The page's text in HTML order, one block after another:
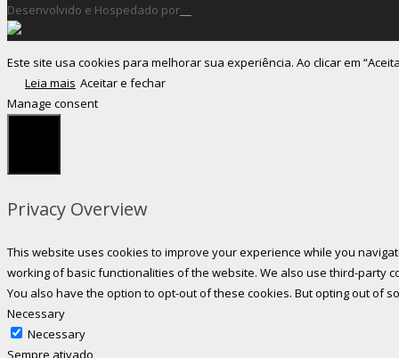
Desenvolvido e Hospedado por
Este site usa cookies para melhorar sua experiência. Ao clicar em
Leia mais Aceitar e fechar
Manage consent
Privacy Overview
This website uses cookies to improve your experience while you
working of basic functionalities of the website. We also use third-party
You also have the option to opt-out of these cookies. But opting out of
Necessary
Necessary
Sempre ativado